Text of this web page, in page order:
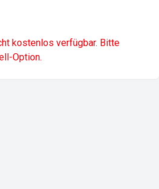
kostenlos verfügbar. Bitte
Option.